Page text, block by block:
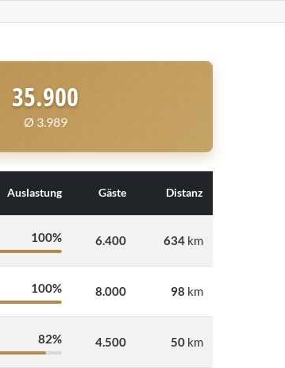
35.900
Ø 3.989
Auslastung Gäste Distanz
100% 6.400 634 km
100% 8.000 98 km
82% 4.500 50 km